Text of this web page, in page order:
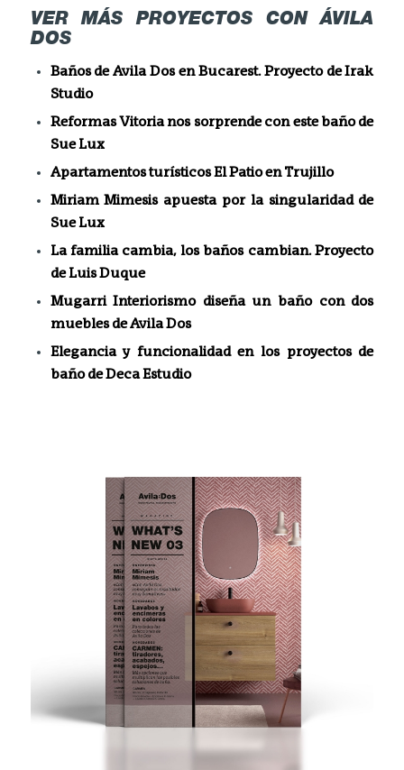
VER MÁS PROYECTOS CON ÁVILA
DOS
Baños de Avila Dos en Bucarest. Proyecto de Irak
Studio
Reformas Vitoria nos sorprende con este baño de
Sue Lux
Apartamentos turísticos El Patio en Trujillo
Miriam Mimesis apuesta por la singularidad de
Sue Lux
La familia cambia, los baños cambian. Proyecto
de Luis Duque
Mugarri Interiorismo diseña un baño con dos
muebles de Avila Dos
Elegancia y funcionalidad en los proyectos de
baño de Deca Estudio